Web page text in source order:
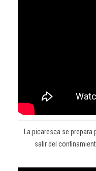
La picaresca se
salir del